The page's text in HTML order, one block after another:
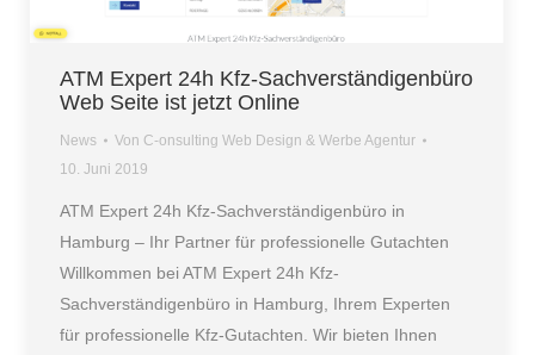
ATM Expert 24h Kfz-Sachverständigenbüro
Web Seite ist jetzt Online
News Von C-onsulting Web Design & Werbe Agentur
10. Juni 2019
ATM Expert 24h Kfz-Sachverständigenbüro in
Hamburg – Ihr Partner für professionelle Gutachten
Willkommen bei ATM Expert 24h Kfz-
Sachverständigenbüro in Hamburg, Ihrem Experten
für professionelle Kfz-Gutachten. Wir bieten Ihnen